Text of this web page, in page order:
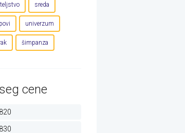
sreda
univerzum
šimpanza
cene